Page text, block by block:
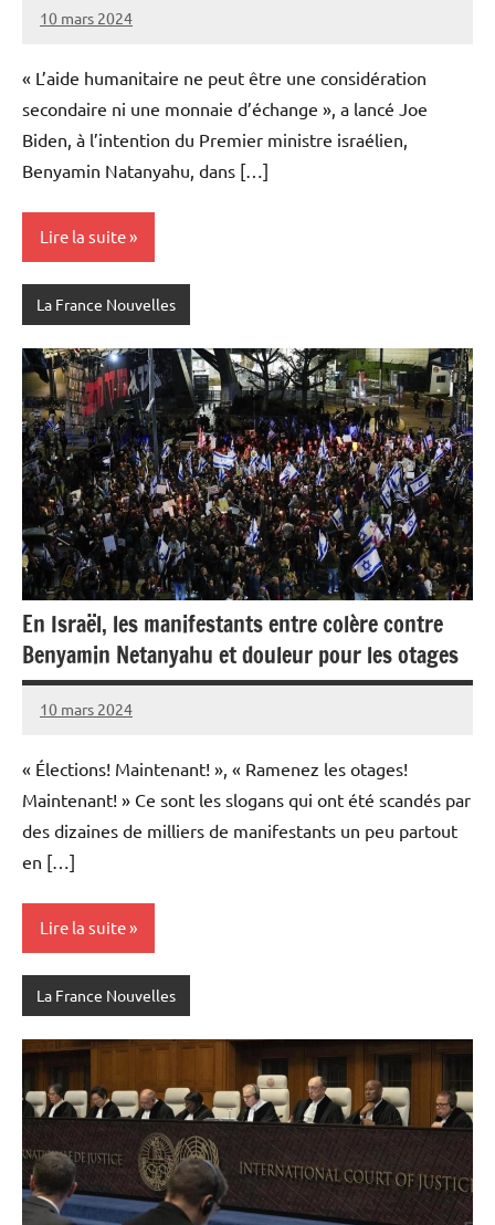
10 mars 2024
Admins
« L’aide humanitaire ne peut être une considération
secondaire ni une monnaie d’échange », a lancé Joe
Biden, à l’intention du Premier ministre israélien,
Benyamin Natanyahu, dans […]
Lire la suite
La France Nouvelles
En Israël, les manifestants entre colère contre
Benyamin Netanyahu et douleur pour les otages
10 mars 2024
Admins
« Élections! Maintenant! », « Ramenez les otages!
Maintenant! » Ce sont les slogans qui ont été scandés par
des dizaines de milliers de manifestants un peu partout
en […]
Lire la suite
La France Nouvelles